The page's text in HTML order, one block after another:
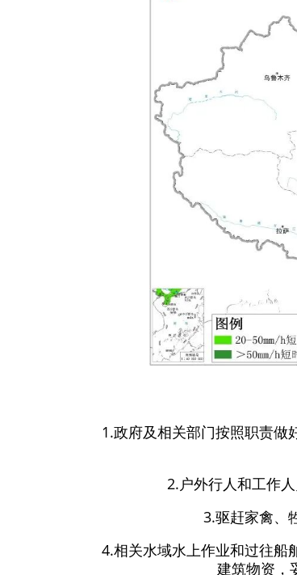
1.政府及相关部门按照职责做
2.户外行人和工作
3.驱赶家禽、
4.相关水域水上作业和过往船
建筑物资，